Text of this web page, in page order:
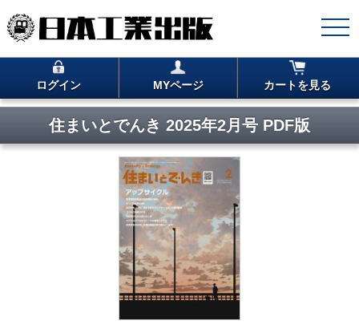
ログイン MYページ カートを見る
住まいとでんき 2025年2月号 PDF版